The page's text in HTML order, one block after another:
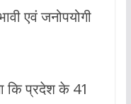
एवं जनोपयोगी
कि प्रदेश के 41